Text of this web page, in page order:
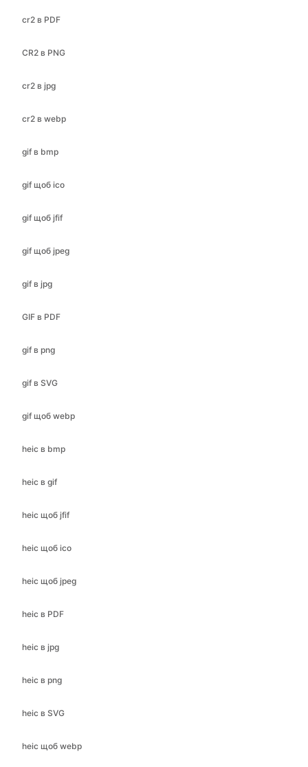
cr2 в jpg
cr2 в webp
gif в bmp
gif щоб ico
gif щоб jfif
gif щоб jpeg
gif в jpg
GIF в PDF
gif в png
gif в SVG
gif щоб webp
heic в bmp
heic в gif
heic щоб jfif
heic щоб ico
heic щоб jpeg
heic в PDF
heic в jpg
heic в png
heic в SVG
heic щоб webp
jfif щоб bmp
jfif щоб gif